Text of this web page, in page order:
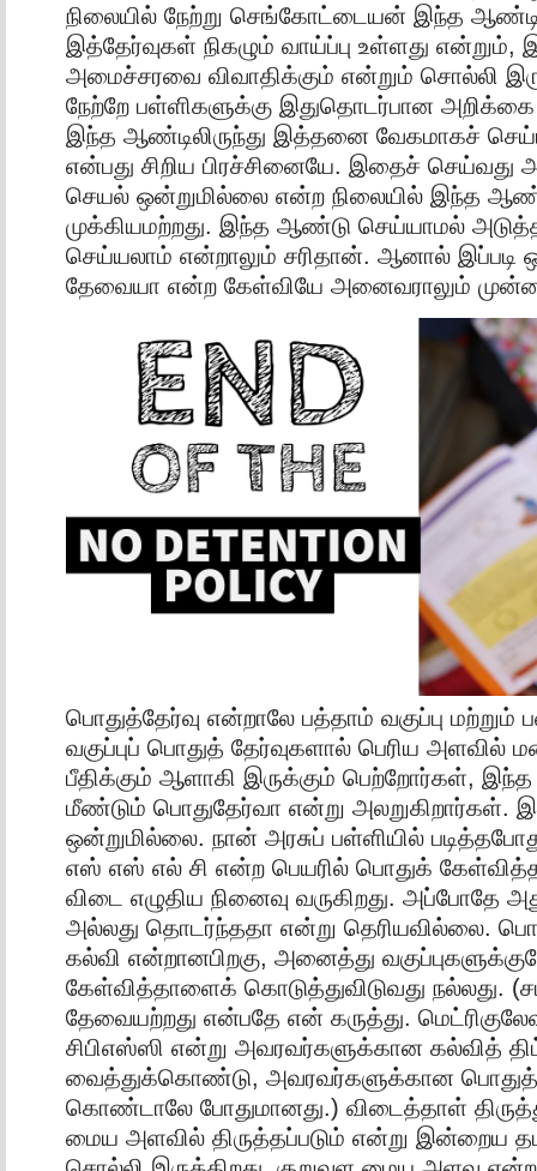
நிலையில் நேற்று செங்கோட்டையன் இந்த
இத்தேர்வுகள் நிகழும் வாய்ப்பு உள்ளது என்றும்,
அமைச்சரவை விவாதிக்கும் என்றும் சொல்லி
நேற்றே பள்ளிகளுக்கு இதுதொடர்பான அறிக்கை
இந்த ஆண்டிலிருந்து இத்தனை வேகமாகச்
என்பது சிறிய பிரச்சினையே. இதைச்
செயல் ஒன்றுமில்லை என்ற நிலையில் இந்த
முக்கியமற்றது. இந்த ஆண்டு செய்யாமல்
செய்யலாம் என்றாலும் சரிதான். ஆனால் இப்படி
தேவையா என்ற கேள்வியே அனைவராலும்
பொதுத்தேர்வு என்றாலே பத்தாம் வகுப்பு
வகுப்புப் பொதுத் தேர்வுகளால் பெரிய அளவில்
பீதிக்கும் ஆளாகி இருக்கும் பெற்றோர்கள்,
மீண்டும் பொதுதேர்வா என்று அலறுகிறார்கள்.
ஒன்றுமில்லை. நான் அரசுப் பள்ளியில்
எஸ் எஸ் எல் சி என்ற பெயரில் பொதுக்
விடை எழுதிய நினைவு வருகிறது. அப்போதே
அல்லது தொடர்ந்ததா என்று தெரியவில்லை.
கல்வி என்றானபிறகு, அனைத்து
கேள்வித்தாளைக் கொடுத்துவிடுவது நல்லது.
தேவையற்றது என்பதே என் கருத்து.
சிபிஎஸ்ஸி என்று அவரவர்களுக்கான கல்வித்
வைத்துக்கொண்டு, அவரவர்களுக்கான
கொண்டாலே போதுமானது.) விடைத்தாள்
மைய அளவில் திருத்தப்படும் என்று இன்றைய